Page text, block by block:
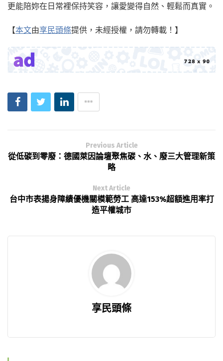
更能陪妳在日常裡保持笑容，讓愛變得自然、輕鬆而真實。
【本文由享民頭條提供，未經授權，請勿轉載！】
Previous Article
從低碳到零廢：德國萊因論壇聚焦碳、水、廢三大管理新策
略
Next Article
台中市表揚身障績優機關模範勞工 高達153%超額進用率打
造平權城市
享民頭條